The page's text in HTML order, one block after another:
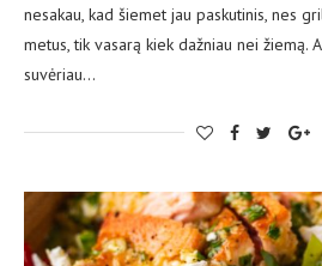
nesakau, kad šiemet jau paskutinis, nes
metus, tik vasarą kiek dažniau nei žiemą.
suvėriau…